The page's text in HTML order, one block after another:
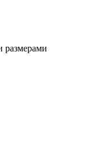
размерами